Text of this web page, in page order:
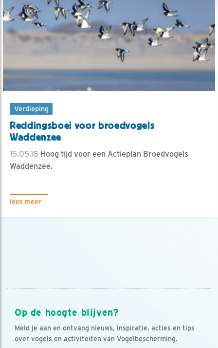
Verdieping
Reddingsboei voor broedvogels
Waddenzee
15.05.18 Hoog tijd voor een Actieplan Broedvogels
Waddenzee.
lees meer
Op de hoogte blijven?
Meld je aan en ontvang nieuws, inspiratie, acties en tips
over vogels en activiteiten van Vogelbescherming.